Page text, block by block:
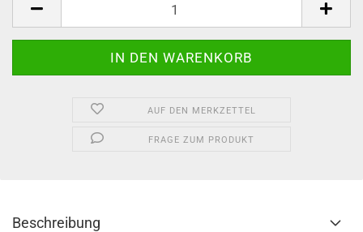
AUF DEN MERKZETTEL
FRAGE ZUM PRODUKT
Beschreibung